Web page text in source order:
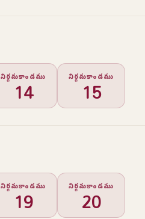
నిర్గమకాండము
14 నిర్గమకాండము
15
నిర్గమకాండము
19 నిర్గమకాండము
20